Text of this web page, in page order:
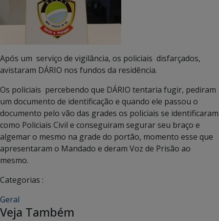
Após um serviço de vigilância, os policiais disfarçados,
avistaram DÁRIO nos fundos da residência.
Os policiais percebendo que DÁRIO tentaria fugir, pediram
um documento de identificação e quando ele passou o
documento pelo vão das grades os policiais se identificaram
como Policiais Civil e conseguiram segurar seu braço e
algemar o mesmo na grade do portão, momento esse que
apresentaram o Mandado e deram Voz de Prisão ao
mesmo.
Categorias :
Geral
Veja Também